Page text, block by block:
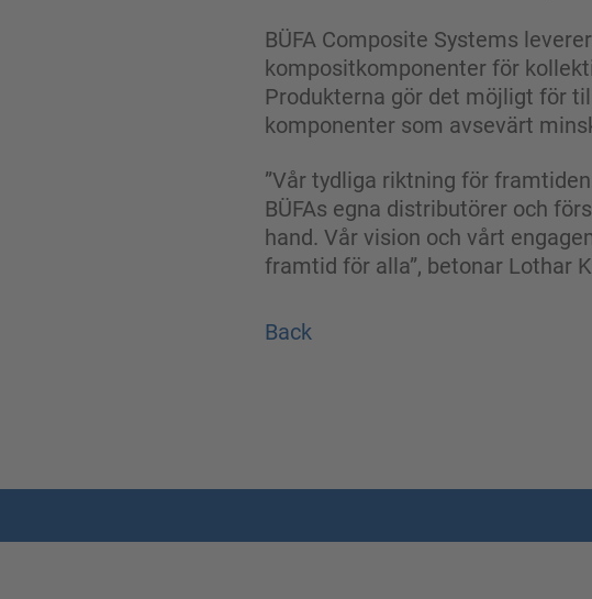
BÜFA Composite Systems
kompositkomponenter för
Produkterna gör det möjligt för
komponenter som avsevärt
”Vår tydliga riktning för
BÜFAs egna distributörer och
hand. Vår vision och vårt
framtid för alla”, betonar Lothar
Back